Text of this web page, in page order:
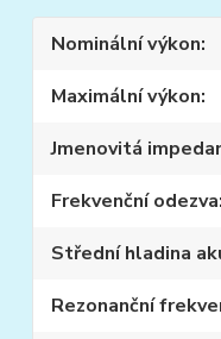
Nominální výkon
Maximální výkon
Jmenovitá
Frekvenční odezva
Střední hladina
Rezonanční